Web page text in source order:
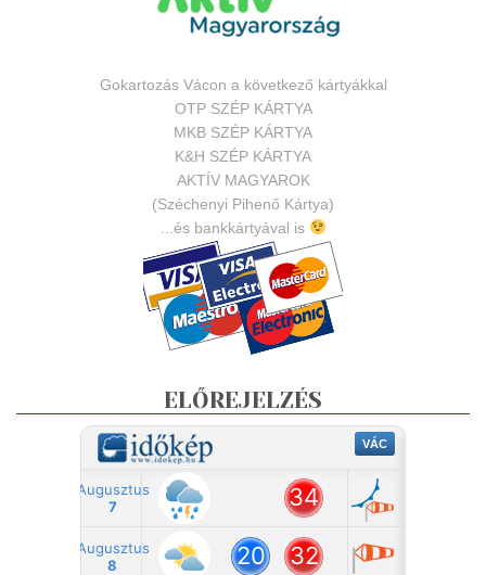
Gokartozás Vácon a következő kártyákkal
OTP SZÉP KÁRTYA
MKB SZÉP KÁRTYA
K&H SZÉP KÁRTYA
AKTÍV MAGYAROK
(Széchenyi Pihenő Kártya)
...és bankkártyával is
ELŐREJELZÉS